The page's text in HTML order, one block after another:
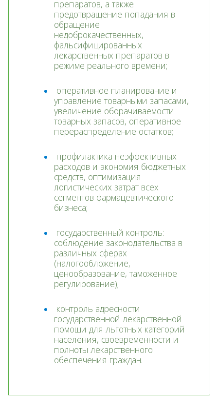
препаратов, а также
предотвращение попадания в
обращение
недоброкачественных,
фальсифицированных
лекарственных препаратов в
режиме реального времени;
оперативное планирование и
управление товарными запасами,
увеличение оборачиваемости
товарных запасов, оперативное
перераспределение остатков;
профилактика неэффективных
расходов и экономия бюджетных
средств, оптимизация
логистических затрат всех
сегментов фармацевтического
бизнеса;
государственный контроль:
соблюдение законодательства в
различных сферах
(налогообложение,
ценообразование, таможенное
регулирование);
контроль адресности
государственной лекарственной
помощи для льготных категорий
населения, своевременности и
полноты лекарственного
обеспечения граждан.